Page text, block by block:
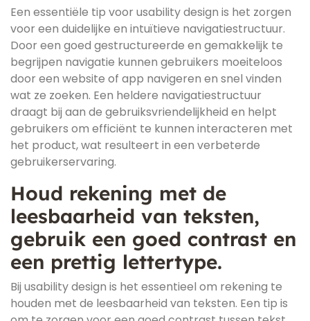
Een essentiële tip voor usability design is het zorgen
voor een duidelijke en intuïtieve navigatiestructuur.
Door een goed gestructureerde en gemakkelijk te
begrijpen navigatie kunnen gebruikers moeiteloos
door een website of app navigeren en snel vinden
wat ze zoeken. Een heldere navigatiestructuur
draagt bij aan de gebruiksvriendelijkheid en helpt
gebruikers om efficiënt te kunnen interacteren met
het product, wat resulteert in een verbeterde
gebruikerservaring.
Houd rekening met de
leesbaarheid van teksten,
gebruik een goed contrast en
een prettig lettertype.
Bij usability design is het essentieel om rekening te
houden met de leesbaarheid van teksten. Een tip is